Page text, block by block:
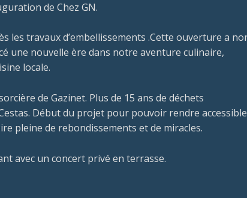
de Chez GN.
les travaux d’embellissements .Cette ouverture a
une nouvelle ère dans notre aventure culinaire,
locale.
de Gazinet. Plus de 15 ans de déchets
Début du projet pour pouvoir rendre accessible
pleine de rebondissements et de miracles.
avec un concert privé en terrasse.